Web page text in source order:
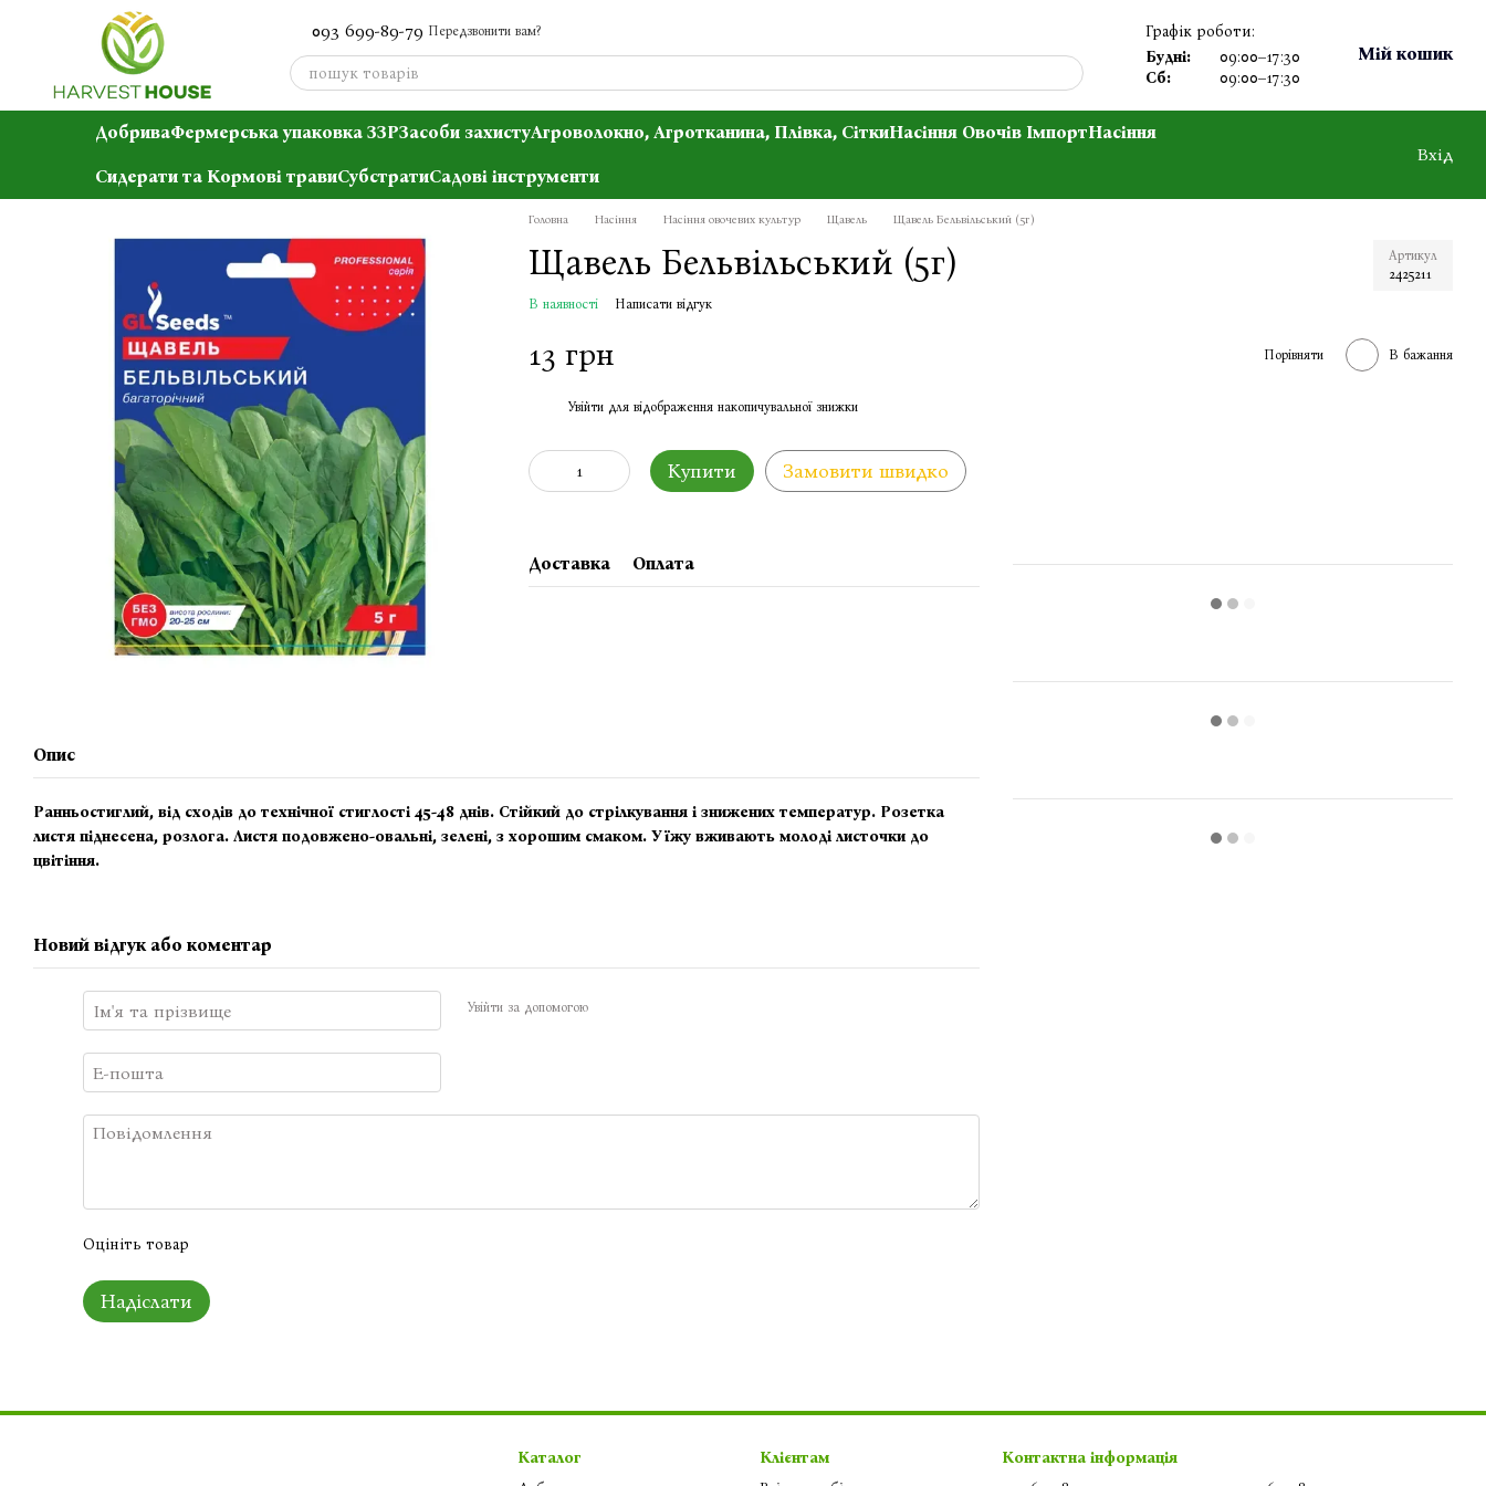
Перейти до основного контенту
093 699-89-79 Передзвонити вам?
Графік роботи:
Будні:
09:00–17:30
Сб:
09:00–17:30
Мій кошик
ДобриваФермерська упаковка ЗЗРЗасоби захистуАгроволокно, Агротканина, Плівка, СіткиНасіння Овочів ІмпортНасіння
Сидерати та Кормові травиСубстратиСадові інструменти
Вхід
Головна Насіння Насіння овочевих культур Щавель Щавель Бельвiльський (5г)
Щавель Бельвiльський (5г) Артикул
2425211
В наявності Написати відгук
13 грн Порівняти В бажання
Увійти для відображення накопичувальної знижки
Купити Замовити швидко
Доставка Оплата
Опис
Ранньостиглий, від сходів до технічної стиглості 45-48 днів. Стійкий до стрілкування і знижених температур. Розетка
листя піднесена, розлога. Листя подовжено-овальні, зелені, з хорошим смаком. У їжу вживають молоді листочки до
цвітіння.
Новий відгук або коментар
Увійти за допомогою
Оцініть товар
Надіслати
Каталог Клієнтам Контактна інформація